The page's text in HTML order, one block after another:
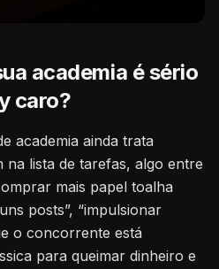
academia é sério
caro?
academia ainda trata
na lista de tarefas, algo entre
mais papel toalha
posts”, “impulsionar
o concorrente está
para queimar dinheiro e